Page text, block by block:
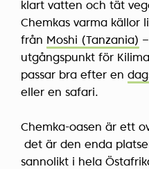
klart vatten och tät
Chemkas varma källor
från Moshi (Tanzania)
utgångspunkt för
passar bra efter en
eller en safari.
Chemka-oasen är ett
det är den enda
sannolikt i hela